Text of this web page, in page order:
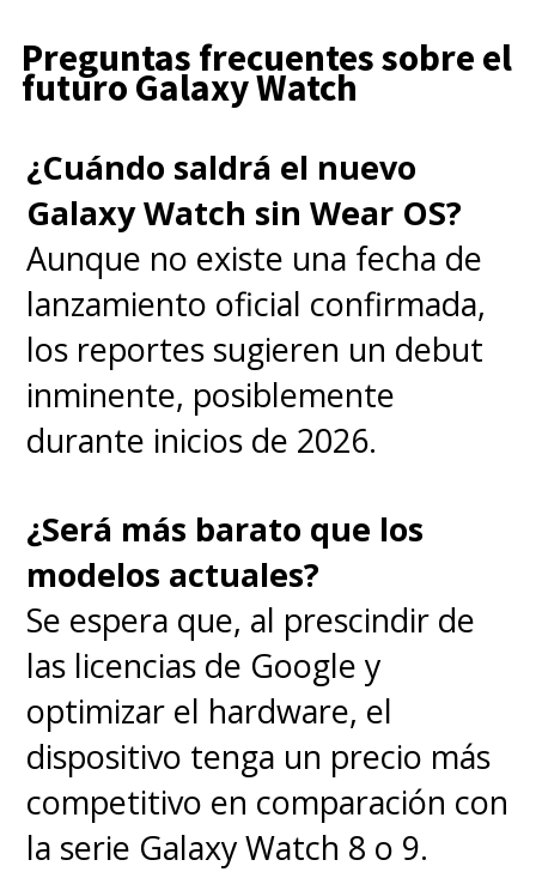
Preguntas frecuentes sobre el
futuro Galaxy Watch
¿Cuándo saldrá el nuevo
Galaxy Watch sin Wear OS?
Aunque no existe una fecha de
lanzamiento oficial confirmada,
los reportes sugieren un debut
inminente, posiblemente
durante inicios de 2026.
¿Será más barato que los
modelos actuales?
Se espera que, al prescindir de
las licencias de Google y
optimizar el hardware, el
dispositivo tenga un precio más
competitivo en comparación con
la serie Galaxy Watch 8 o 9.